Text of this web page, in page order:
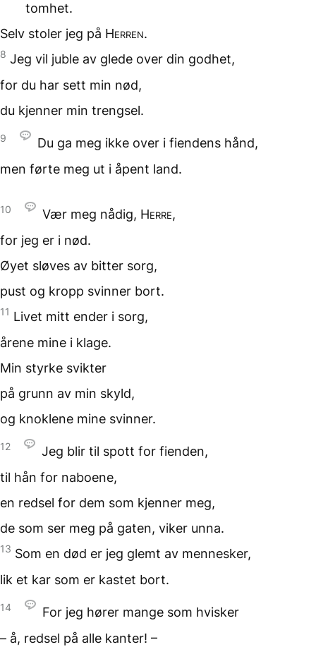
tomhet.
Selv stoler jeg på Herren.
8 Jeg vil juble av glede over din godhet,
for du har sett min nød,
du kjenner min trengsel.
9 Du ga meg ikke over i fiendens hånd,
men førte meg ut i åpent land.
10 Vær meg nådig, Herre,
for jeg er i nød.
Øyet sløves av bitter sorg,
pust og kropp svinner bort.
11 Livet mitt ender i sorg,
årene mine i klage.
Min styrke svikter
på grunn av min skyld,
og knoklene mine svinner.
12 Jeg blir til spott for fienden,
til hån for naboene,
en redsel for dem som kjenner meg,
de som ser meg på gaten, viker unna.
13 Som en død er jeg glemt av mennesker,
lik et kar som er kastet bort.
14 For jeg hører mange som hvisker
– å, redsel på alle kanter! –